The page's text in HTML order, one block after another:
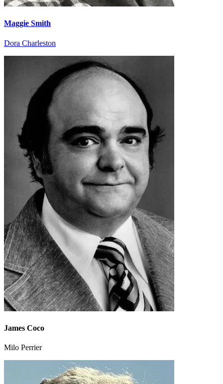
Maggie Smith
Dora Charleston
James Coco
Milo Perrier